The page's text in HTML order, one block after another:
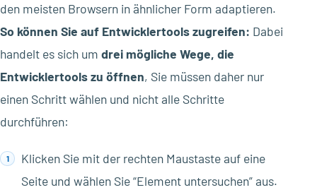
den meisten Browsern in ähnlicher Form adaptieren.
So können Sie auf Entwicklertools zugreifen: Dabei
handelt es sich um drei mögliche Wege, die
Entwicklertools zu öffnen, Sie müssen daher nur
einen Schritt wählen und nicht alle Schritte
durchführen:
Klicken Sie mit der rechten Maustaste auf eine
Seite und wählen Sie “Element untersuchen” aus.